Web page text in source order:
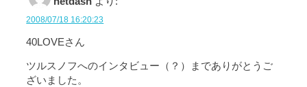
2008/07/18 16:20:23
40LOVEさん
ツルスノフへのインタビュー（？）までありがとうご
ざいました。